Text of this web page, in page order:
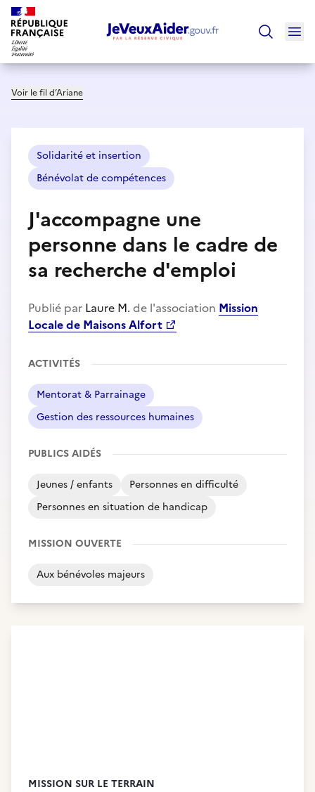
Voir le fil d’Ariane
Solidarité et insertion
Bénévolat de compétences
J'accompagne une
personne dans le cadre de
sa recherche d'emploi
Publié par Laure M. de l'association Mission
Locale de Maisons Alfort
ACTIVITÉS
Mentorat & Parrainage
Gestion des ressources humaines
PUBLICS AIDÉS
Jeunes / enfants
Personnes en difficulté
Personnes en situation de handicap
MISSION OUVERTE
Aux bénévoles majeurs
MISSION SUR LE TERRAIN